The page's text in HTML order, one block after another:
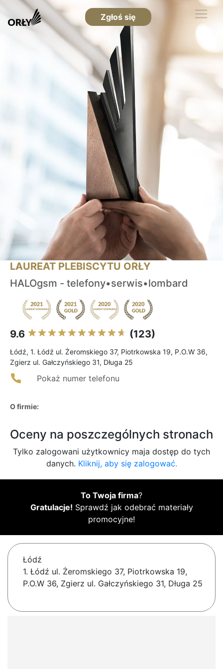
Zgłoś się
LAUREAT PLEBISCYTU ORŁY
HALOgsm - telefony•serwis•lombard
9.6 (123)
Łódź, 1. Łódź ul. Żeromskiego 37, Piotrkowska 19, P.O.W 36,
Zgierz ul. Gałczyńskiego 31, Długa 25
Pokaż numer telefonu
O firmie:
Oceny na poszczególnych stronach
Tylko zalogowani użytkownicy maja dostęp do tych
danych. Kliknij, aby się zalogować.
To Twoja firma?
Gratulacje! Sprawdź jak odebrać materiały
promocyjne!
Łódź
1. Łódź ul. Żeromskiego 37, Piotrkowska 19,
P.O.W 36, Zgierz ul. Gałczyńskiego 31, Długa 25